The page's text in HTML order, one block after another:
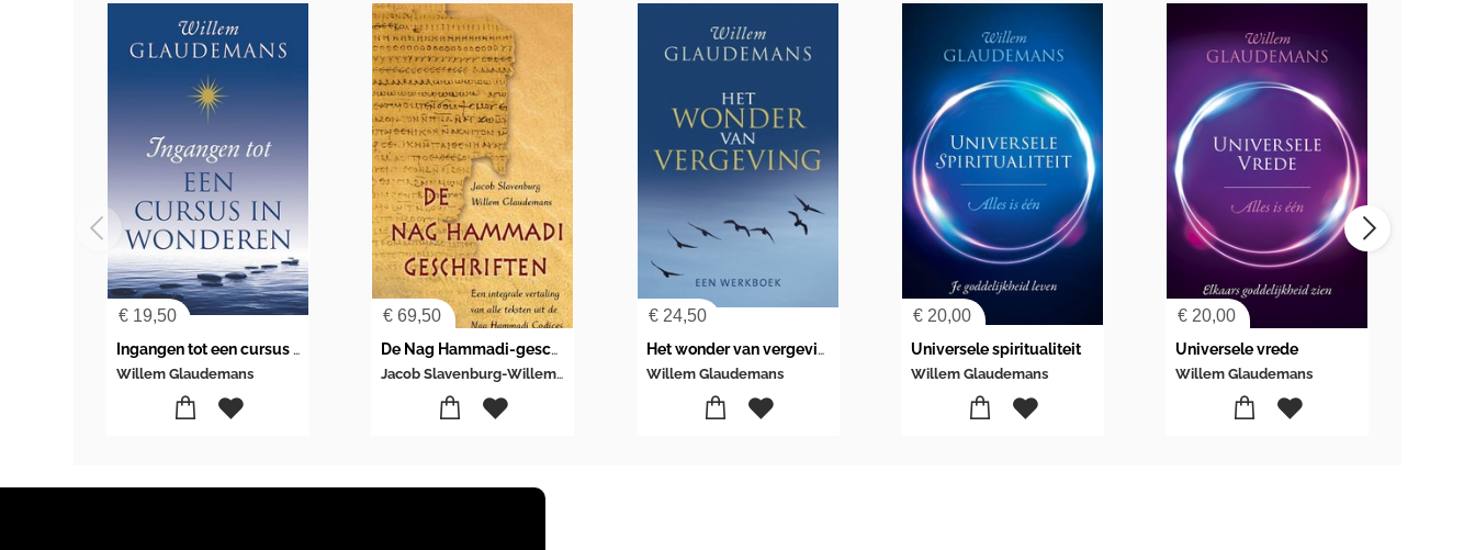
€ 19,50
Ingangen tot een cursus in wonderen
Willem Glaudemans
€ 69,50
De Nag Hammadi-geschriften
Jacob Slavenburg-Willem Glaudemans
€24,50
Het wonder van vergeving
Willem Glaudemans
€20,00
Universele spiritualiteit
Willem Glaudemans
€ 20,00
Universele vrede
Willem Glaudemans